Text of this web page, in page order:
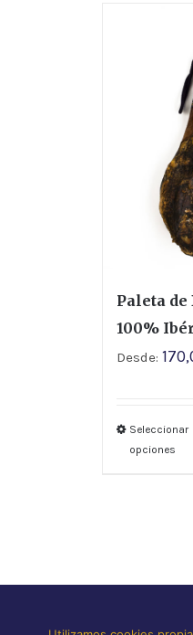
Paleta
100%
Desde:
Seleccionar
opciones
2026 LA